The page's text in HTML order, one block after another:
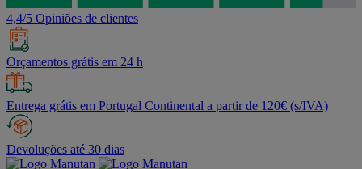
4,4/5 Opiniões de clientes
Orçamentos grátis em 24 h
Entrega grátis em Portugal Continental a partir de 120€ (s/IVA)
Devoluções até 30 dias